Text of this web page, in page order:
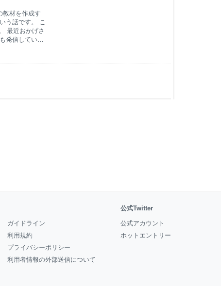
教材を作成す
う話です。 こ
最近おかげさ
発信していけ
ック→学習・
して、展開し
ォームになり
アの成長」を
ガイドライン
利用規約
プライバシーポリシー
利用者情報の外部送信について
公式Twitter
公式アカウント
ホットエントリー